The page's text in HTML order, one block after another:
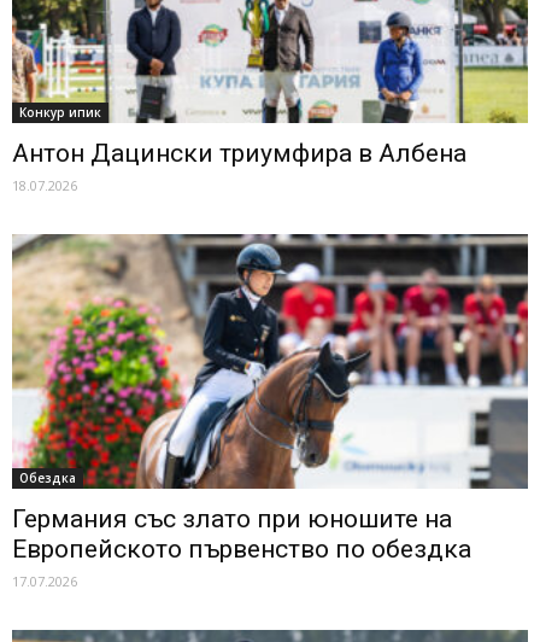
Конкур ипик
Антон Дацински триумфира в Албена
18.07.2026
Обездка
Германия със злато при юношите на
Европейското първенство по обездка
17.07.2026